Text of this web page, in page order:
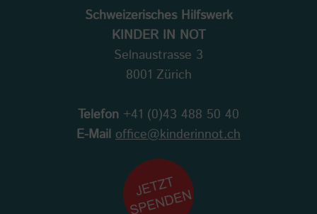
Schweizerisches Hilfswerk
KINDER IN NOT
Selnaustrasse 3
8001 Zürich
Telefon +41 (0)43 488 50 40
E-Mail office@kinderinnot.ch